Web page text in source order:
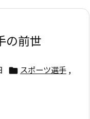
次へ
の前世
 スポーツ選手 ,